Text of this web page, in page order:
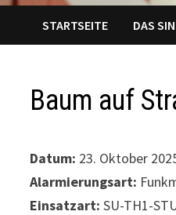
STARTSEITE DAS
Baum auf
Datum: 23. Oktober
Alarmierungsart:
Einsatzart: SU-TH1-